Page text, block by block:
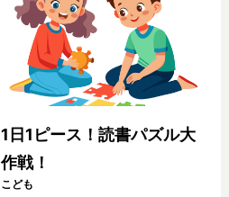
1日1ピース！読書パズル大
作戦！
こども